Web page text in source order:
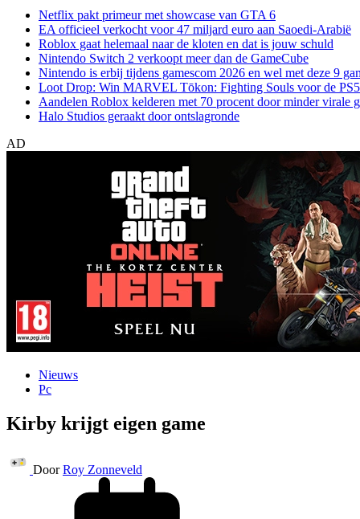
Netflix pakt primeur met showcase van GTA 6
EA officieel verkocht voor 47 miljard euro aan Saoedi-Arabië
Roblox gaat helemaal naar de kloten en dat is jouw schuld
Nintendo Switch 2 verkoopt meer dan de GameCube
Nintendo is erbij tijdens gamescom 2026 en wel met deze 9
Loot Drop: Win MARVEL Tōkon: Fighting Souls voor de PS5
Aandelen Roblox kelderen met 70 procent door minder virale
Halo Studios geraakt door ontslagronde
AD
Nieuws
Pc
Kirby krijgt eigen game
Door Roy Zonneveld